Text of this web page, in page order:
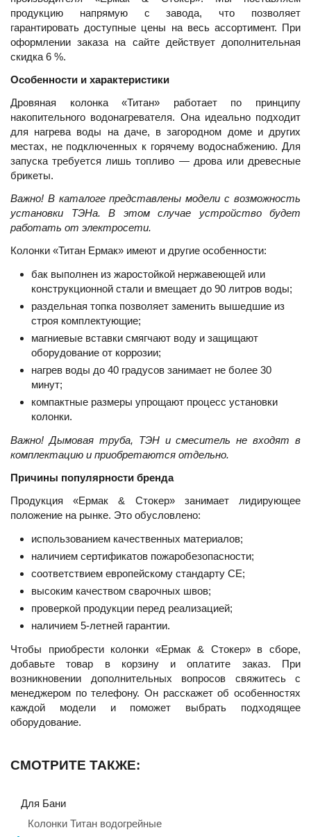
продукцию напрямую с завода, что позволяет
гарантировать доступные цены на весь ассортимент. При
оформлении заказа на сайте действует дополнительная
скидка 6 %.
Особенности и характеристики
Дровяная колонка «Титан» работает по принципу
накопительного водонагревателя. Она идеально подходит
для нагрева воды на даче, в загородном доме и других
местах, не подключенных к горячему водоснабжению. Для
запуска требуется лишь топливо — дрова или древесные
брикеты.
Важно! В каталоге представлены модели с возможность
установки ТЭНа. В этом случае устройство будет
работать от электросети.
Колонки «Титан Ермак» имеют и другие особенности:
бак выполнен из жаростойкой нержавеющей или
конструкционной стали и вмещает до 90 литров воды;
раздельная топка позволяет заменить вышедшие из
строя комплектующие;
магниевые вставки смягчают воду и защищают
оборудование от коррозии;
нагрев воды до 40 градусов занимает не более 30
минут;
компактные размеры упрощают процесс установки
колонки.
Важно! Дымовая труба, ТЭН и смеситель не входят в
комплектацию и приобретаются отдельно.
Причины популярности бренда
Продукция «Ермак & Стокер» занимает лидирующее
положение на рынке. Это обусловлено:
использованием качественных материалов;
наличием сертификатов пожаробезопасности;
соответствием европейскому стандарту CE;
высоким качеством сварочных швов;
проверкой продукции перед реализацией;
наличием 5-летней гарантии.
Чтобы приобрести колонки «Ермак & Стокер» в сборе,
добавьте товар в корзину и оплатите заказ. При
возникновении дополнительных вопросов свяжитесь с
менеджером по телефону. Он расскажет об особенностях
каждой модели и поможет выбрать подходящее
оборудование.
СМОТРИТЕ ТАКЖЕ:
Для Бани
Колонки Титан водогрейные